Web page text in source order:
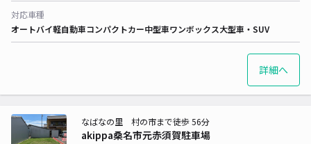
対応車種
オートバイ軽自動車コンパクトカー中型車ワンボックス大型車・SUV
詳細へ
akippa桑名市元赤須賀駐車場
なばなの里 村の市まで徒歩 56分